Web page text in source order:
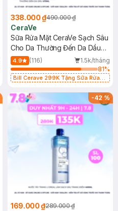
338.000 ₫490.000 ₫
CeraVe
Sữa Rửa Mặt CeraVe Sạch Sâu
Cho Da Thường Đến Da Dầu
473ml
4.9 (116)
1.5k/tháng
81%
Bill Cerave 299K Tặng Sữa Rửa
-42%
169.000 ₫289.000 ₫